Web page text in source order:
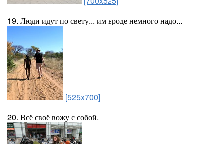
19. Люди идут по свету... им вроде немного надо...
[525x700]
20. Всё своё вожу с собой.